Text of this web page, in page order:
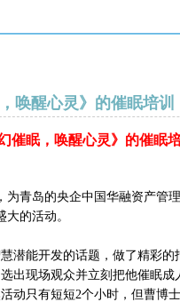
唤醒心灵》的催眠培训
催眠，唤醒心灵》的催眠培
为青岛的央企中国华融资产管
的活动。
潜能开发的话题，做了精彩
出现场观众并立刻把他催眠成
动只有短短2个小时，但曹博